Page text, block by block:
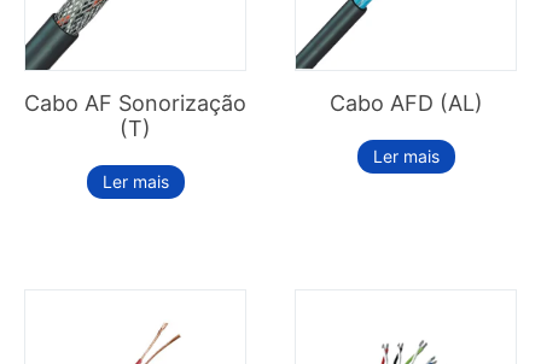
Cabo AF Sonorização
(T)
Ler mais
Cabo AFD (AL)
Ler mais